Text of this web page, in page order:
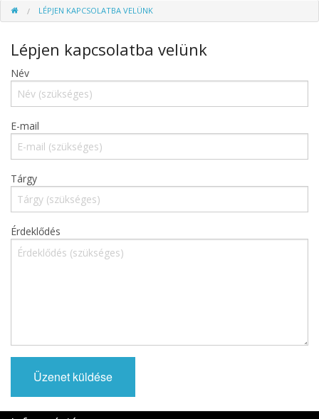
Növények
Dísztárgyak
Ajándéktárgyak
Könyvek
Ritkaságok
Újdonságok
MAGAZIN
Akciós termékek
LÉPJEN KAPCSOLATBA VELÜNK
Lépjen kapcsolatba velünk
Név
E-mail
Tárgy
Érdeklődés